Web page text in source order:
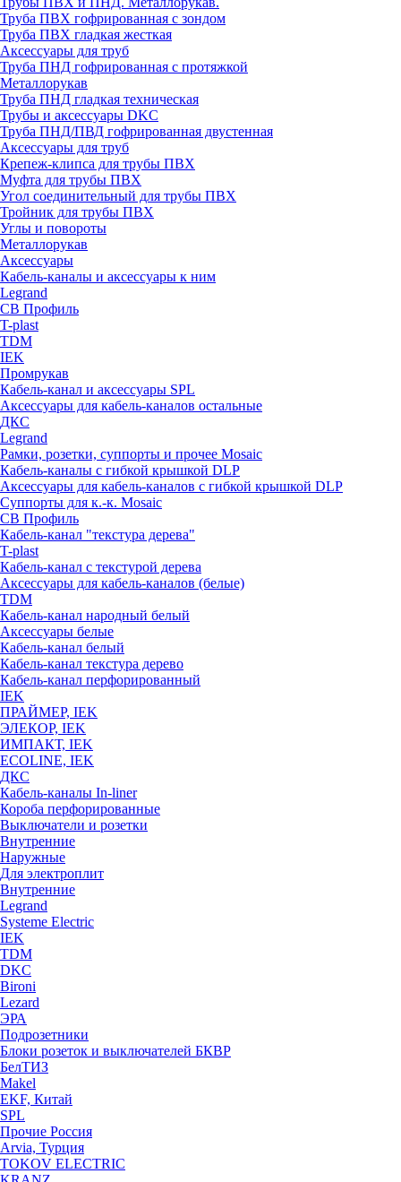
Труба ПВХ гофрированная с зондом
Труба ПВХ гладкая жесткая
Аксессуары для труб
Труба ПНД гофрированная с протяжкой
Металлорукав
Труба ПНД гладкая техническая
Трубы и аксессуары DKC
Труба ПНД/ПВД гофрированная двустенная
Аксессуары для труб
Крепеж-клипса для трубы ПВХ
Муфта для трубы ПВХ
Угол соединительный для трубы ПВХ
Тройник для трубы ПВХ
Углы и повороты
Металлорукав
Аксессуары
Кабель-каналы и аксессуары к ним
Legrand
СВ Профиль
T-plast
TDM
IEK
Промрукав
Кабель-канал и аксессуары SPL
Аксессуары для кабель-каналов остальные
ДКС
Legrand
Рамки, розетки, суппорты и прочее Mosaic
Кабель-каналы с гибкой крышкой DLP
Аксессуары для кабель-каналов с гибкой крышкой DLP
Суппорты для к.-к. Mosaic
СВ Профиль
Кабель-канал "текстура дерева"
T-plast
Кабель-канал с текстурой дерева
Аксессуары для кабель-каналов (белые)
TDM
Кабель-канал народный белый
Аксессуары белые
Кабель-канал белый
Кабель-канал текстура дерево
Кабель-канал перфорированный
IEK
ПРАЙМЕР, IEK
ЭЛЕКОР, IEK
ИМПАКТ, IEK
ECOLINE, IEK
ДКС
Кабель-каналы In-liner
Короба перфорированные
Выключатели и розетки
Внутренние
Наружные
Для электроплит
Внутренние
Legrand
Systeme Electric
IEK
TDM
DKC
Bironi
Lezard
ЭРА
Подрозетники
Блоки розеток и выключателей БКВР
БелТИЗ
Makel
EKF, Китай
SPL
Прочие Россия
Arvia, Турция
TOKOV ELECTRIC